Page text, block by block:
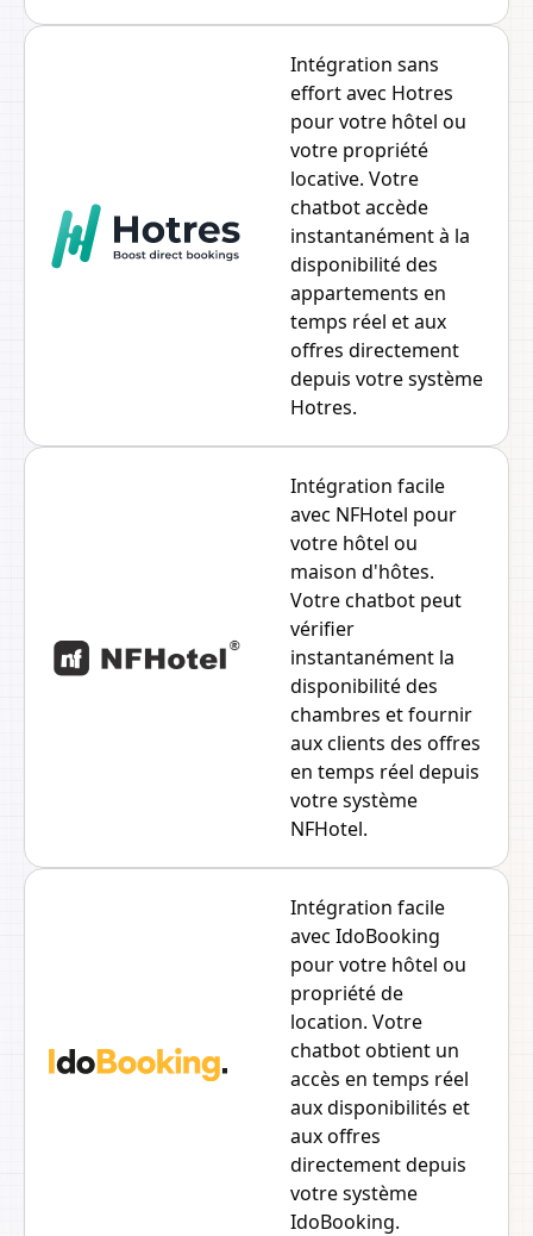
Intégration sans
effort avec Hotres
pour votre hôtel ou
votre propriété
locative. Votre
chatbot accède
instantanément à la
disponibilité des
appartements en
temps réel et aux
offres directement
depuis votre système
Hotres.
Intégration facile
avec NFHotel pour
votre hôtel ou
maison d'hôtes.
Votre chatbot peut
vérifier
instantanément la
disponibilité des
chambres et fournir
aux clients des offres
en temps réel depuis
votre système
NFHotel.
Intégration facile
avec IdoBooking
pour votre hôtel ou
propriété de
location. Votre
chatbot obtient un
accès en temps réel
aux disponibilités et
aux offres
directement depuis
votre système
IdoBooking.